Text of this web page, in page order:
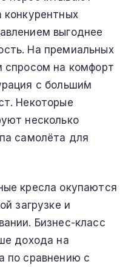
выгоднее
На премиальных
спросом на комфорт
с больши́м
Некоторые
несколько
самолёта для
кресла окупаются
загрузке и
Бизнес-класс
дохода на
по сравнению с